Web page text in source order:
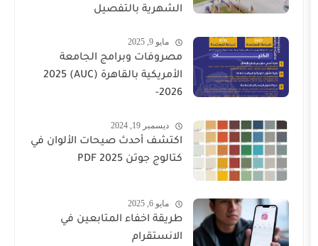
الشهرية بالتفصيل
مايو 9, 2025
مصروفات وبرامج الجامعة
الأمريكية بالقاهرة (AUC) 2025
-2026
اكتشف أحدث صيحات الألوان في
كتالوج جوتن PDF 2025
مايو 6, 2025
طريقة اخفاء المتابعين في
الانستقرام